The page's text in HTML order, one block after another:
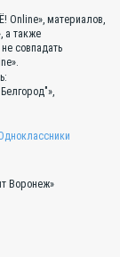
Online», материалов,
а также
совпадать
Воронеж»